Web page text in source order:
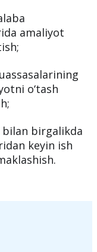
tutiladi:
amaliyot
o‘tash